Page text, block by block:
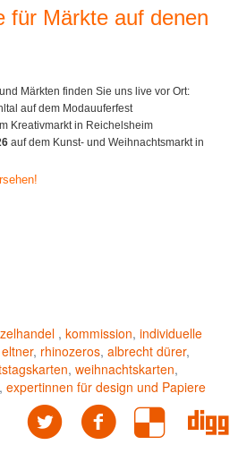
für Märkte auf denen
Märkten finden Sie uns live vor Ort:
auf dem Modauuferfest
Kreativmarkt in Reichelsheim
auf dem Kunst- und Weihnachtsmarkt in
, kommission, individuelle
, rhinozeros, albrecht dürer,
, weihnachtskarten,
, expertinnen für design und Papiere